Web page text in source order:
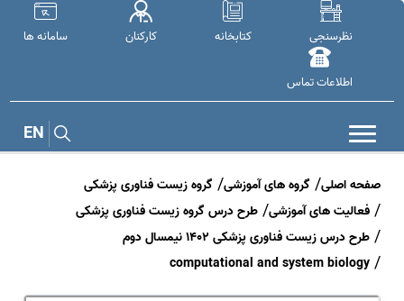
نظرسنجی کتابخانه کارکنان سامانه ها
اطلاعات تماس
EN
صفحه اصلی گروه های آموزشی گروه زیست فناوری پزشکی
فعالیت های آموزشی طرح درس گروه زیست فناوری پزشکی
طرح درس زیست فناوری پزشکی 1402 نیمسال دوم
computational and system biology